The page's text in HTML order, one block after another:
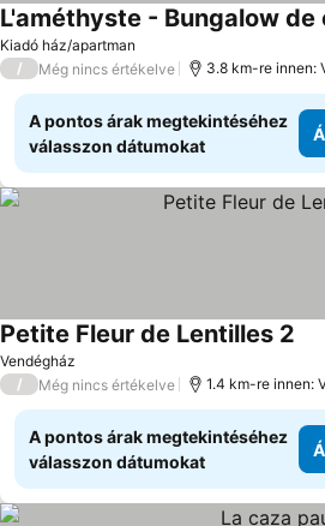
Kiadó ház/apartman
L'améthyste - Bungalow de
/ Még nincs értékelve 3.8 km-re innen:
A pontos árak megtekintéséhez
válasszon dátumokat
Vendégház
Petite Fleur de Lentilles 2
/ Még nincs értékelve 1.4 km-re innen:
A pontos árak megtekintéséhez
válasszon dátumokat